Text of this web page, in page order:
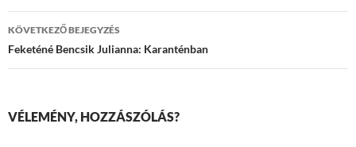
KÖVETKEZŐ BEJEGYZÉS
Feketéné Bencsik Julianna: Karanténban
VÉLEMÉNY, HOZZÁSZÓLÁS?